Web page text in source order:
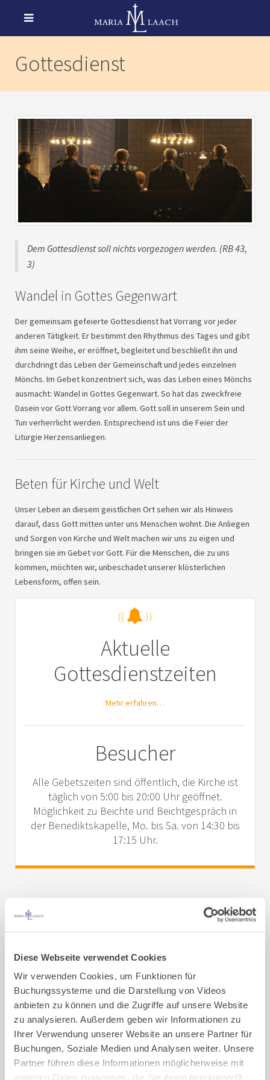
Diese Webseite verwendet Cookies
Wir verwenden Cookies, um Funktionen für
Buchungssysteme und die Darstellung von Videos
anbieten zu können und die Zugriffe auf unsere Website
zu analysieren. Außerdem geben wir Informationen zu
Ihrer Verwendung unserer Website an unsere Partner für
Buchungen, Soziale Medien und Analysen weiter. Unsere
Partner führen diese Informationen möglicherweise mit
weiteren Daten zusammen, die Sie ihnen bereitgestellt
Gottesdienst
Dem Gottesdienst soll nichts vorgezogen werden. (RB 43,
3)
Wandel in Gottes Gegenwart
Der gemeinsam gefeierte Gottesdienst hat Vorrang vor jeder
anderen Tätigkeit. Er bestimmt den Rhythmus des Tages und gibt
ihm seine Weihe, er eröffnet, begleitet und beschließt ihn und
durchdringt das Leben der Gemeinschaft und jedes einzelnen
Mönchs. Im Gebet konzentriert sich, was das Leben eines Mönchs
ausmacht: Wandel in Gottes Gegenwart. So hat das zweckfreie
Dasein vor Gott Vorrang vor allem. Gott soll in unserem Sein und
Tun verherrlicht werden. Entsprechend ist uns die Feier der
Liturgie Herzensanliegen.
Beten für Kirche und Welt
Unser Leben an diesem geistlichen Ort sehen wir als Hinweis
darauf, dass Gott mitten unter uns Menschen wohnt. Die Anliegen
und Sorgen von Kirche und Welt machen wir uns zu eigen und
bringen sie im Gebet vor Gott. Für die Menschen, die zu uns
kommen, möchten wir, unbeschadet unserer klösterlichen
Lebensform, offen sein.
(( ))
Aktuelle
Gottesdienstzeiten
Mehr erfahren…
Besucher
Alle Gebetszeiten sind öffentlich, die Kirche ist
täglich von 5:00 bis 20:00 Uhr geöffnet.
Möglichkeit zu Beichte und Beichtgespräch in
der Benediktskapelle, Mo. bis Sa. von 14:30 bis
17:15 Uhr.
Benedikt und die Benediktiner